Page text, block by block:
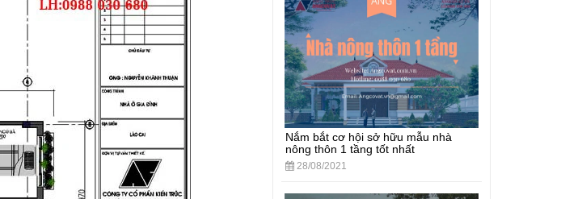
Nắm bắt cơ hội sở hữu mẫu nhà
nông thôn 1 tầng tốt nhất
28/08/2021